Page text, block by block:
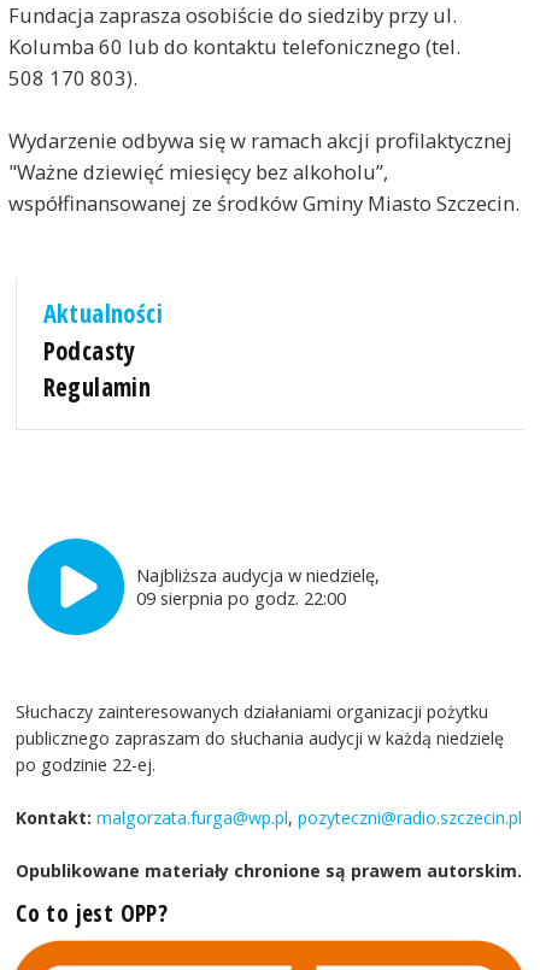
Fundacja zaprasza osobiście do siedziby przy ul.
Kolumba 60 lub do kontaktu telefonicznego (tel.
508 170 803).
Wydarzenie odbywa się w ramach akcji profilaktycznej
"Ważne dziewięć miesięcy bez alkoholu”,
współfinansowanej ze środków Gminy Miasto Szczecin.
Aktualności
Podcasty
Regulamin
Najbliższa audycja w niedzielę,
09 sierpnia po godz. 22:00
Słuchaczy zainteresowanych działaniami organizacji pożytku
publicznego zapraszam do słuchania audycji w każdą niedzielę
po godzinie 22-ej.
Kontakt: malgorzata.furga@wp.pl,pozyteczni@radio.szczecin.pl
Opublikowane materiały chronione są prawem autorskim.
Co to jest OPP?